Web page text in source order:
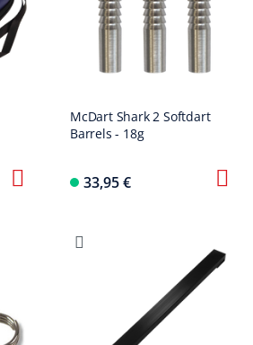
McDart Shark 2 Softdart
Barrels - 18g
33,95 €